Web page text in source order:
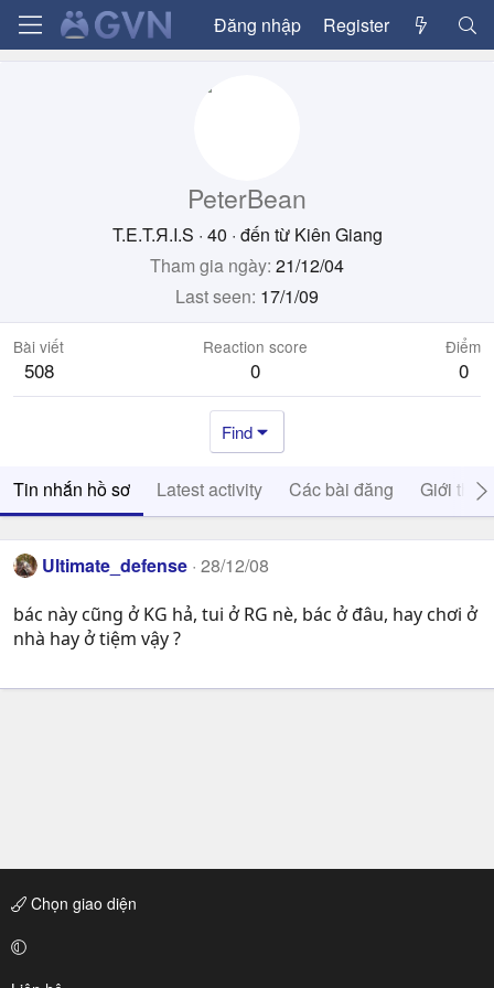
Đăng nhập Register
PeterBean
T.E.T.Я.I.S · 40 · đến từ Kiên Giang
Tham gia ngày 21/12/04
Last seen 17/1/09
Bài viết
508
Reaction score
0
Điểm
0
Find
Tin nhắn hồ sơ Latest activity Các bài đăng Giới thiệu
Ultimate_defense 28/12/08
bác này cũng ở KG hả, tui ở RG nè, bác ở đâu, hay chơi ở
nhà hay ở tiệm vậy ?
Chọn giao diện